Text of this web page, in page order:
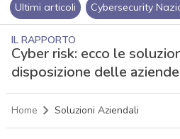
Ultimi articoli Cybersecurity
IL RAPPORTO
Cyber risk: ecco le
disposizione delle aziende
Home Soluzioni Aziendali